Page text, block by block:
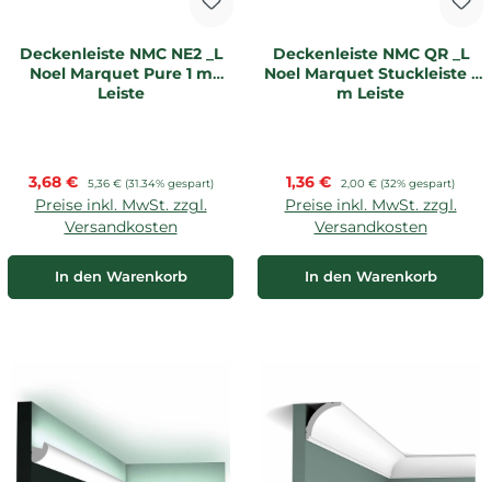
Deckenleiste NMC NE2 _L
Noel Marquet Pure 1 m
Leiste
Verkaufspreis:
3,68 € Regulärer Preis:
5,36 € (31.34% gespart)
Preise inkl. MwSt. zzgl.
Versandkosten
In den Warenkorb
Deckenleiste NMC QR _L
Noel Marquet Stuckleiste 1
m Leiste
Verkaufspreis:
1,36 € Regulärer Preis:
2,00 € (32% gespart)
Preise inkl. MwSt. zzgl.
Versandkosten
In den Warenkorb